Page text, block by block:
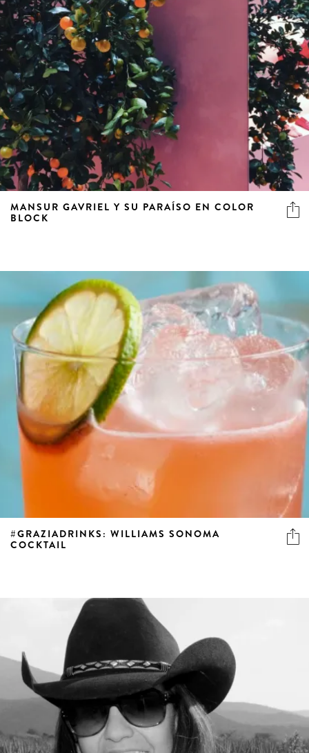
MANSUR GAVRIEL Y SU PARAÍSO EN COLOR
BLOCK
#GRAZIADRINKS: WILLIAMS SONOMA
COCKTAIL